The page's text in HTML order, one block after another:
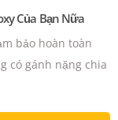
Của Bạn Nữa
bảo hoàn toàn
có gánh nặng chia